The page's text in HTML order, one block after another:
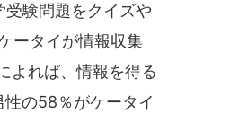
験問題をクイズや
ータイが情報収集
よれば、情報を得る
の58％がケータイ